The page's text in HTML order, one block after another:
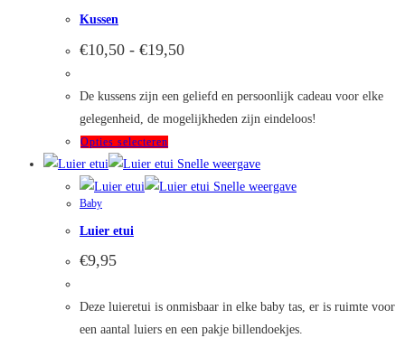
optie
gekozen
worden
de
productpagina
Kussen
€10,50 - €19,50Prijsklasse:
€19,50
De kussens zijn een geliefd en persoonlijk cadeau voor elke
gelegenheid, de mogelijkheden zijn eindeloos!
Opties selecteren
product
heeft
Snelle weergave
Snelle weergave
Baby
Luier etui
€9,95
Deze luieretui is onmisbaar in elke baby tas, er is ruimte voor
een aantal luiers en een pakje billendoekjes.